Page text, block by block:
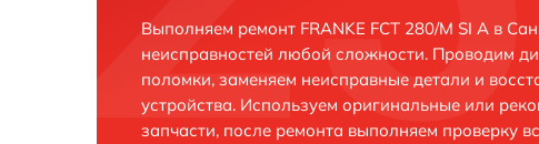
Выполняем ремонт FRANKE FCT 280/M SI A в
неисправностей любой сложности. Проводим
поломки, заменяем неисправные детали и
устройства. Используем оригинальные или
запчасти, после ремонта выполняем проверку